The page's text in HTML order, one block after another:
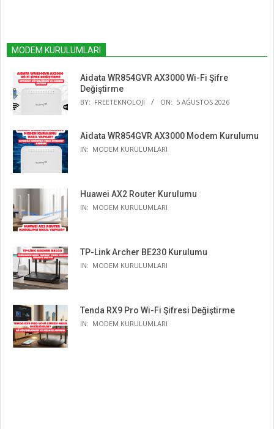
MODEM KURULUMLARI
Aidata WR854GVR AX3000 Wi-Fi Şifre
Değiştirme
BY: FREETEKNOLOJI ON: 5 AĞUSTOS 2026
Aidata WR854GVR AX3000 Modem Kurulumu
IN: MODEM KURULUMLARI
Huawei AX2 Router Kurulumu
IN: MODEM KURULUMLARI
TP-Link Archer BE230 Kurulumu
IN: MODEM KURULUMLARI
Tenda RX9 Pro Wi-Fi Şifresi Değiştirme
IN: MODEM KURULUMLARI